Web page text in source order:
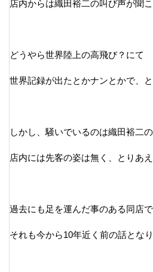
店内からは織田裕二の叫び声が聞
どうやら世界陸上の高飛び？にて
世界記録が出たとかナンとかで、
しかし、騒いでいるのは織田裕二
店内には先客の姿は無く、とりあ
過去にも足を運んだ事のある同店
それも今から10年近く前の話とな